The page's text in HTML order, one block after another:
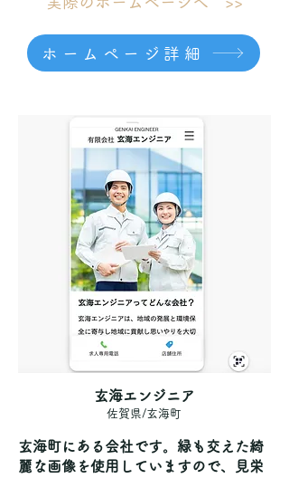
ホームページ詳細
玄海エンジニア
佐賀県/玄海町
玄海町にある会社です。緑も交えた綺
麗な画像を使用していますので、見栄